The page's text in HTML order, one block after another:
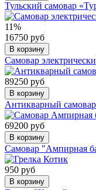
Тульский самовар
11%
16750 руб
В корзину
Самовар
89250 руб
В корзину
Антикварный
69200 руб
В корзину
Самовар "Ампирная
950 руб
В корзину